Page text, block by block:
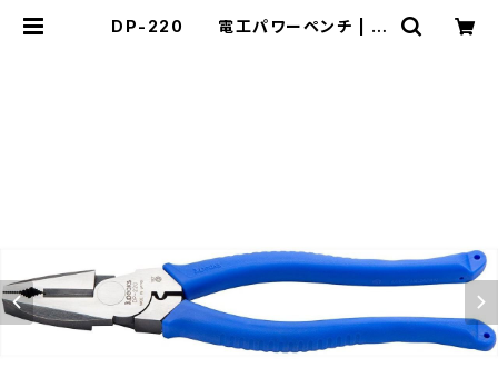
DP-220 電工パワーペンチ | ス